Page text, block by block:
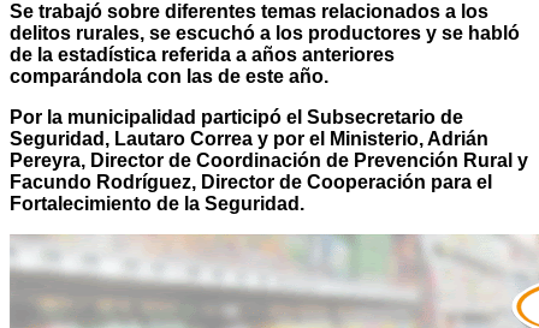
Se trabajó sobre diferentes temas relacionados a los
delitos rurales, se escuchó a los productores y se habló
de la estadística referida a años anteriores
comparándola con las de este año.
Por la municipalidad participó el Subsecretario de
Seguridad, Lautaro Correa y por el Ministerio, Adrián
Pereyra, Director de Coordinación de Prevención Rural y
Facundo Rodríguez, Director de Cooperación para el
Fortalecimiento de la Seguridad.